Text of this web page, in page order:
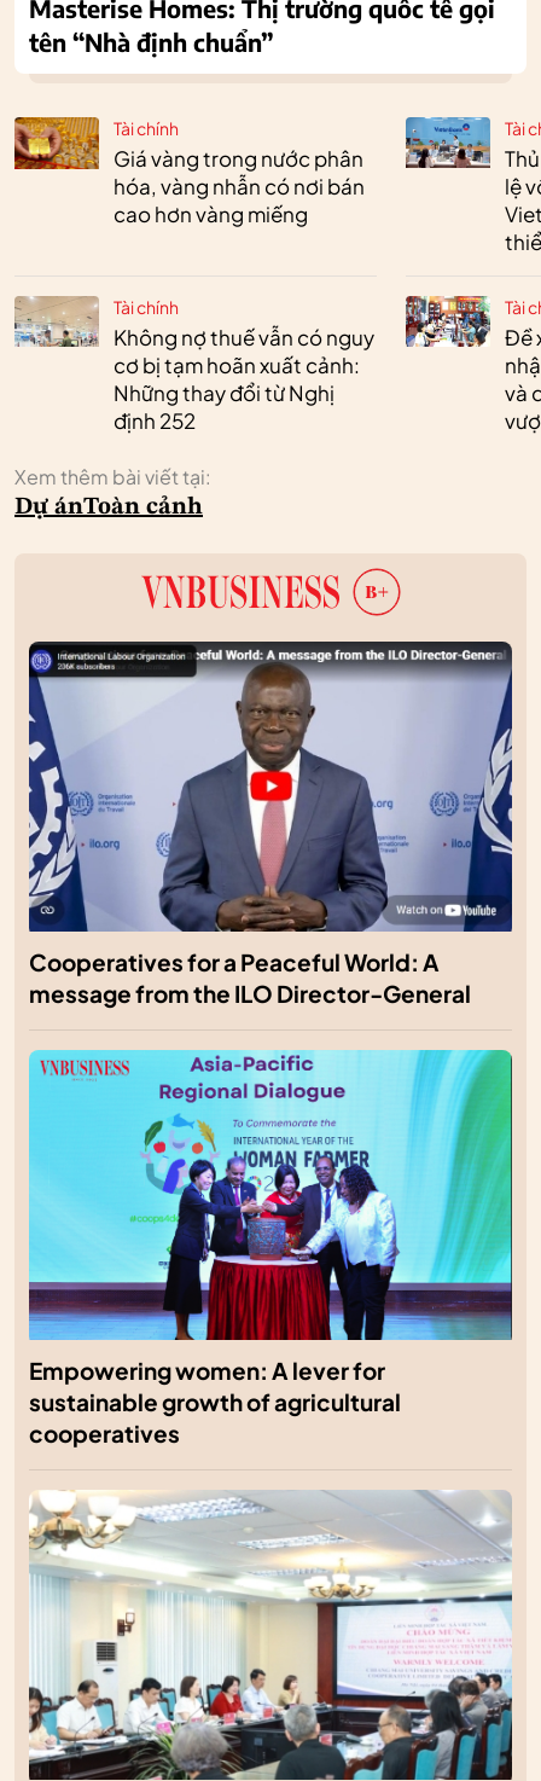
Tài chính
Giá vàng trong nước phân
hóa, vàng nhẫn có nơi bán
cao hơn vàng miếng
Tài chính
Không nợ thuế vẫn có nguy
cơ bị tạm hoãn xuất cảnh:
Những thay đổi từ Nghị
định 252
Tài
lệ
Tài
Đề
và
Xem thêm bài viết tại:
Dự ánToàn cảnh
Masterise Homes: Thị trường quốc tế gọi
tên “Nhà định chuẩn”
Cooperatives for a Peaceful World: A
message from the ILO Director-General
Empowering women: A lever for
sustainable growth of agricultural
cooperatives